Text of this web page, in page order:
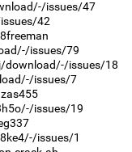
issues/47
42
issues/79
download/-/issues/18
issues/7
issues/19
issues/1